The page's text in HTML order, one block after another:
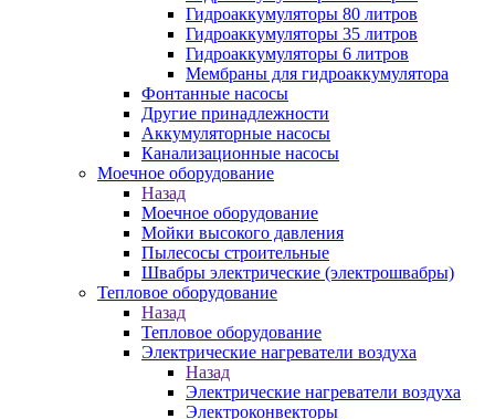
Гидроаккумуляторы 80 литров
Гидроаккумуляторы 35 литров
Гидроаккумуляторы 6 литров
Мембраны для гидроаккумулятора
Фонтанные насосы
Другие принадлежности
Аккумуляторные насосы
Канализационные насосы
Моечное оборудование
Назад
Моечное оборудование
Мойки высокого давления
Пылесосы строительные
Швабры электрические (электрошвабры)
Тепловое оборудование
Назад
Тепловое оборудование
Электрические нагреватели воздуха
Назад
Электрические нагреватели воздуха
Электроконвекторы